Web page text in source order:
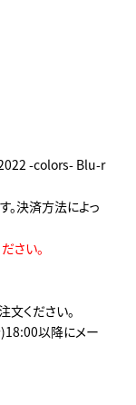
-colors- Blu-r
。決済方法によっ
さい。
ください。
以降にメー